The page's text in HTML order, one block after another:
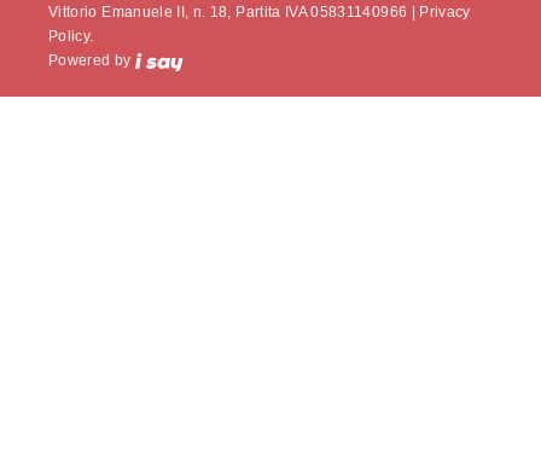
Vittorio Emanuele II, n. 18, Partita IVA 05831140966 |
Privacy
Policy.
Powered by